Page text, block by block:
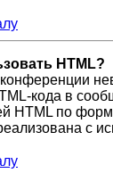
HTML?
кода в
HTML по
с